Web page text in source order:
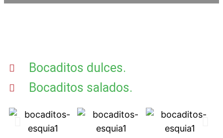
Bocaditos dulces.
Bocaditos salados.